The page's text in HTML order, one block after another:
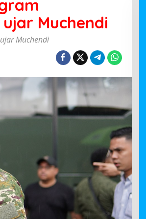
Muchendi
Muchendi